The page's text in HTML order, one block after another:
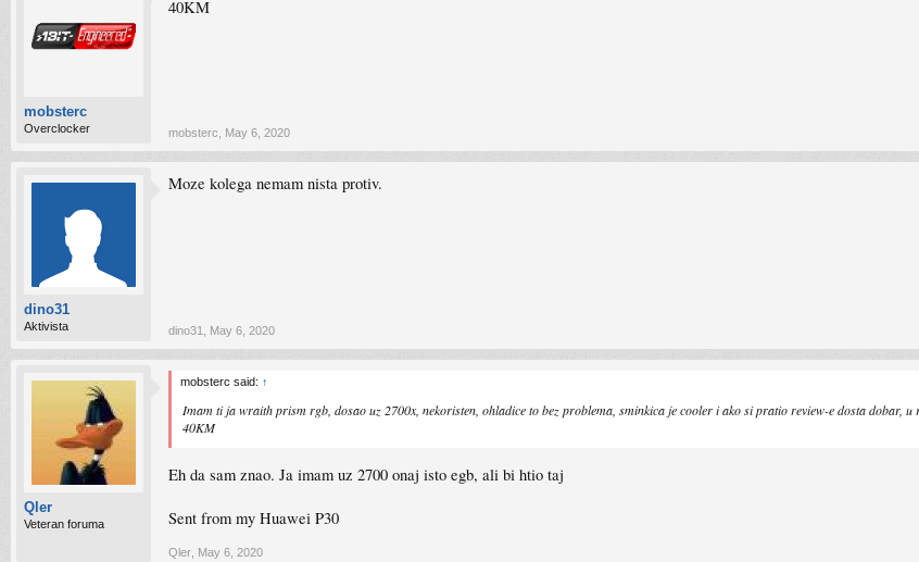
mobsterc
Overclocker
40KM
mobsterc May 6, 2020
dino31
Aktivista
Moze kolega nemam nista protiv.
dino31 May 6, 2020
Qler
Veteran foruma
mobsterc said: ↑
Imam ti ja wraith prism rgb, dosao uz 2700x, nekoristen, ohladice to bez problema, sminkica je cooler i ako si pratio review-e dosta dobar, u
40KM
Eh da sam znao. Ja imam uz 2700 onaj isto egb, ali bi htio taj
Sent from my Huawei P30
Qler May 6, 2020